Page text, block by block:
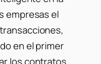
empresas el
en el primer